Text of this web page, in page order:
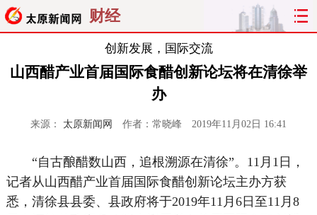
财经
创新发展，国际交流
山西醋产业首届国际食醋创新论坛将在清徐举
办
来源： 太原新闻网 作者：常晓峰 2019年11月02日 16:41
“自古酿醋数山西，追根溯源在清徐”。11月1日，
记者从山西醋产业首届国际食醋创新论坛主办方获
悉，清徐县县委、县政府将于2019年11月6日至11月8